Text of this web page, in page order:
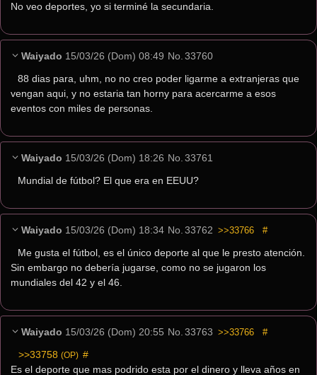
No veo deportes, yo si terminé la secundaria.
Waiyado 15/03/26 (Dom) 08:49 No. 33760
88 dias para, uhm, no no creo poder ligarme a extranjeras que
vengan aqui, y no estaria tan horny para acercarme a esos
eventos con miles de personas.
Waiyado 15/03/26 (Dom) 18:26 No. 33761
Mundial de fútbol? El que era en EEUU?
Waiyado 15/03/26 (Dom) 18:34 No. 33762 >>33766 #
Me gusta el fútbol, es el único deporte al que le presto atención.
Sin embargo no debería jugarse, como no se jugaron los
mundiales del 42 y el 46.
Waiyado 15/03/26 (Dom) 20:55 No. 33763 >>33766 #
>>33758 (OP) #
Es el deporte que mas podrido esta por el dinero y lleva años en